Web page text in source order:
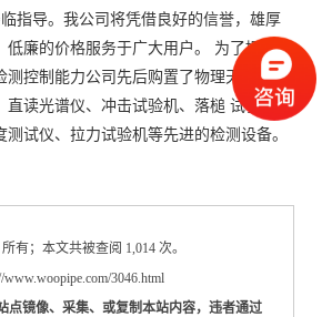
指导。我公司将凭借良好的信誉，雄厚
低廉的价格服务于广大用户。 为了提升对
测控制能力公司先后购置了物理天平、分
直读光谱仪、冲击试验机、落槌 试验机、
测试仪、拉力试验机等先进的检测设备。
所有；本文共被查阅 1,014 次。
3046.html
点镜像、采集、或复制本站内容，违者通过